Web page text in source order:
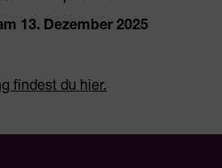
13. Dezember 2025
findest du hier.